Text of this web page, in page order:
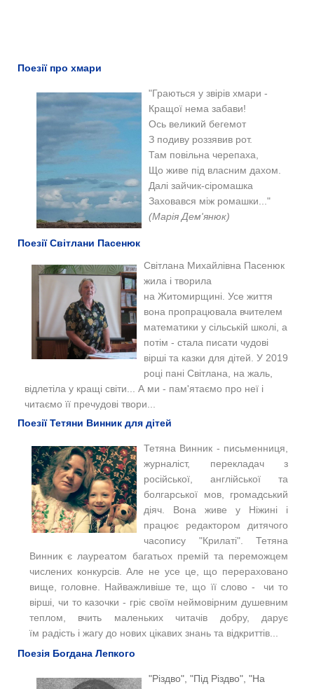
Поезії про хмари
"Граються у звірів хмари -
Кращої нема забави!
Ось великий бегемот
З подиву роззявив рот.
Там повільна черепаха,
Що живе під власним дахом.
Далі зайчик-сіромашка
Заховався між ромашки..."
(Марія Дем'янюк)
Поезії Світлани Пасенюк
Світлана Михайлівна Пасенюк
жила і творила
на Житомирщині . Усе життя
вона пропрацювала вчителем
математики у сільській школі, а
потім - стала писати чудові
вірші та казки для дітей. У 2019
році пані Світлана, на жаль,
відлетіла у кращі світи... А ми - пам'ятаємо про неї і
читаємо її пречудові твори...
Поезії Тетяни Винник для дітей
Тетяна Винник - письменниця,
журналіст, перекладач з
російської, англійської та
болгарської мов, громадський
діяч. Вона живе у Ніжині і
працює редактором дитячого
часопису "Крилаті". Тетяна
Винник є лауреатом багатьох премій та переможцем
числених конкурсів. Але не усе це, що перераховано
вище, головне. Найважливіше те, що її слово - чи то
вірші, чи то казочки - гріє своїм неймовірним душевним
теплом, вчить маленьких читачів добру, дарує
їм радість і жагу до нових цікавих знань та відкриттів...
Поезія Богдана Лепкого
"Різдво", "Під Різдво", "На